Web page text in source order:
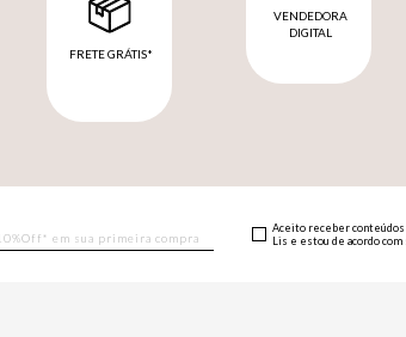
FRETE GRÁTIS*
VENDEDORA
DIGITAL
Aceito receber conteúdos
Lis e estou de acordo com